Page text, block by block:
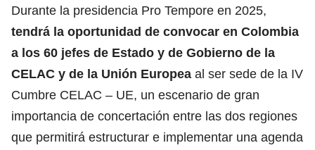
Durante la presidencia Pro Tempore en 2025,
tendrá la oportunidad de convocar en Colombia
a los 60 jefes de Estado y de Gobierno de la
CELAC y de la Unión Europea al ser sede de la IV
Cumbre CELAC – UE, un escenario de gran
importancia de concertación entre las dos regiones
que permitirá estructurar e implementar una agenda